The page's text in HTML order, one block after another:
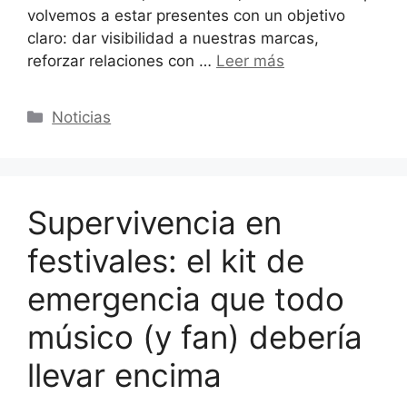
volvemos a estar presentes con un objetivo
claro: dar visibilidad a nuestras marcas,
reforzar relaciones con … Leer más
Categorías
Noticias
Supervivencia en
festivales: el kit de
emergencia que todo
músico (y fan) debería
llevar encima